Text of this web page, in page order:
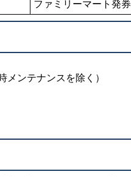
ファミリーマート発券
ンテナンスを除く）